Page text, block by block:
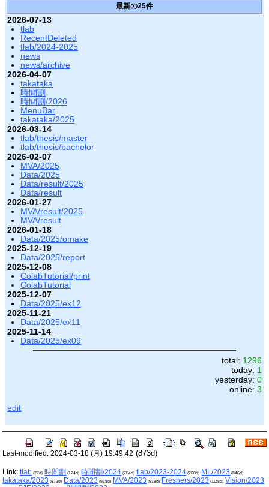
最新の25件
2026-07-13
tlab
RecentDeleted
tlab/2024-2025
news
news/archive
2026-04-07
takataka
時間割
時間割/2026
MenuBar
takataka/2025
2026-03-14
tlab/thesis/master
tlab/thesis/bachelor
2026-02-07
MVA/2025
Data/2025
Data/result/2025
Data/result
2026-01-27
MVA/result/2025
MVA/result
2026-01-18
Data/2025/omake
2025-12-19
Data/2025/report
2025-12-08
ColabTutorial/print
ColabTutorial
2025-12-07
Data/2025/ex12
2025-11-21
Data/2025/ex11
2025-11-14
Data/2025/ex09
total: 1296
today: 1
yesterday: 0
online: 3
edit
Last-modified: 2024-03-18 (月) 19:49:42 (873d)
Link:tlab (27d) 時間割 (124d) 時間割/2024 (704d) tlab/2023-2024 (760d) ML/2023 (846d)
takataka/2023 (873d) Data/2023 (918d) MVA/2023 (918d) Freshers/2023 (1118d) Vision/2023